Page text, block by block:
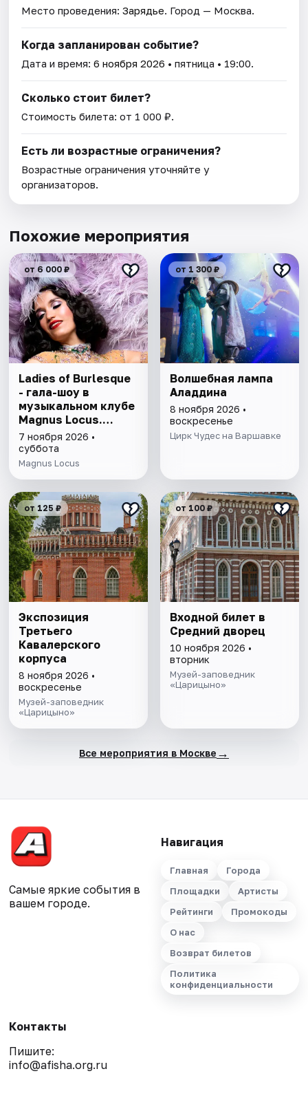
Место проведения:Зарядье. Город — Москва.
Когда запланирован событие?
Дата и время:6 ноября 2026 • пятница • 19:00.
Сколько стоит билет?
Стоимость билета: от 1 000 ₽.
Есть ли возрастные ограничения?
Возрастные ограничения уточняйте у
организаторов.
Похожие мероприятия
от 6 000 ₽
Ladies of Burlesque
- гала-шоу в
музыкальном клубе
Magnus Locus.
Halloween Edition
7 ноября 2026 •
суббота
Magnus Locus
от 1 300 ₽
Волшебная лампа
Аладдина
8 ноября 2026 •
воскресенье
Цирк Чудес на Варшавке
от 125 ₽
Экспозиция
Третьего
Кавалерского
корпуса
8 ноября 2026 •
воскресенье
Музей-заповедник
«Царицыно»
от 100 ₽
Входной билет в
Средний дворец
10 ноября 2026 •
вторник
Музей-заповедник
«Царицыно»
Все мероприятия в Москве →
Самые яркие события в
вашем городе.
Навигация
Главная
Города
Площадки
Артисты
Рейтинги
Промокоды
О нас
Возврат билетов
Политика
конфиденциальности
Контакты
Пишите:
info@afisha.org.ru